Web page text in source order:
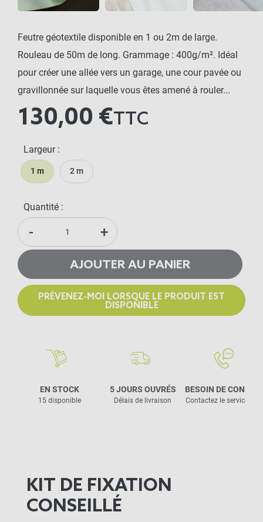
Feutre géotextile disponible en 1 ou 2m de large.
Rouleau de 50m de long. Grammage : 400g/m². Idéal
pour créer une allée vers un garage, une cour pavée ou
gravillonnée sur laquelle vous êtes amené à rouler...
130,00 €TTC
Largeur :
1 m 2 m
Quantité :
- +
AJOUTER AU PANIER
PRÉVENEZ-MOI LORSQUE LE PRODUIT EST
DISPONIBLE
EN STOCK
15 disponible
5 JOURS OUVRÉS
Délais de livraison
BESOIN DE CONSEIL
Contactez le service
KIT DE FIXATION
CONSEILLÉ